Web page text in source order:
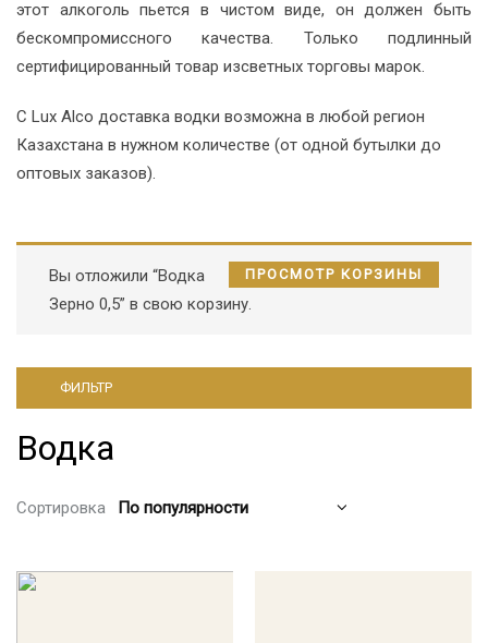
этот алкоголь пьется в чистом виде, он должен быть
бескомпромиссного качества. Только подлинный
сертифицированный товар изсветных торговы марок.
С Lux Alco доставка водки возможна в любой регион
Казахстана в нужном количестве (от одной бутылки до
оптовых заказов).
ПРОСМОТР КОРЗИНЫ
Вы отложили “Водка
Зерно 0,5” в свою корзину.
ФИЛЬТР
Водка
Сортировка